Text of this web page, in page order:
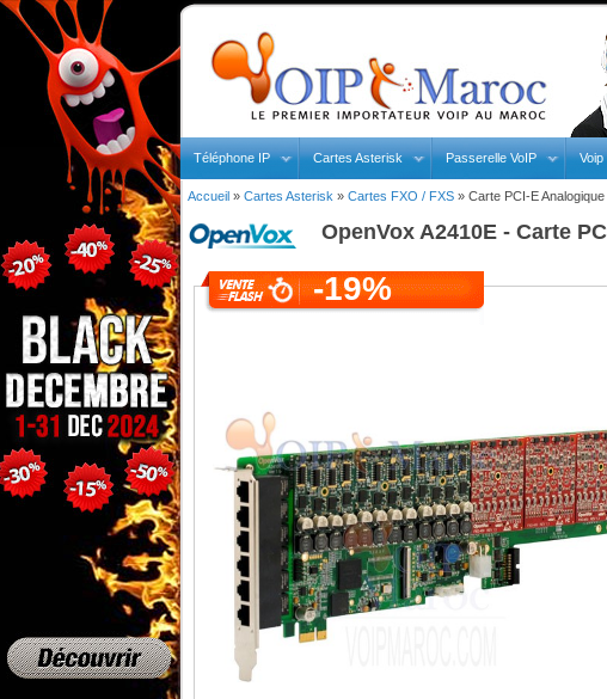
Téléphone IP Cartes Asterisk Passerelle VoIP Voip
Accueil» Cartes Asterisk » Cartes FXO / FXS» Carte PCI-E
OpenVox A2410E - Carte
-19%